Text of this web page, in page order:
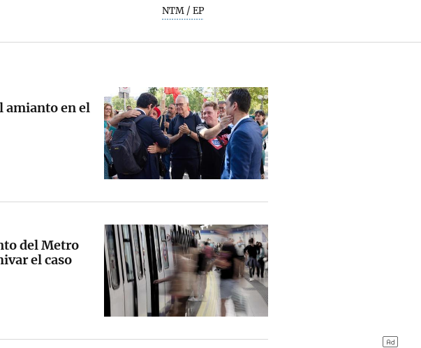
NTM / EP
amianto en el
del Metro
el caso